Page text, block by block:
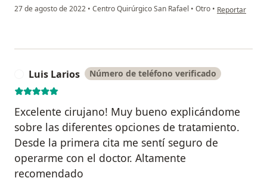
27 de agosto de 2022 • Centro Quirúrgico San Rafael • Otro • en opinión del
Reportar
Luis Larios Número de teléfono verificado
Excelente cirujano! Muy bueno explicándome
sobre las diferentes opciones de tratamiento.
Desde la primera cita me sentí seguro de
operarme con el doctor. Altamente
recomendado